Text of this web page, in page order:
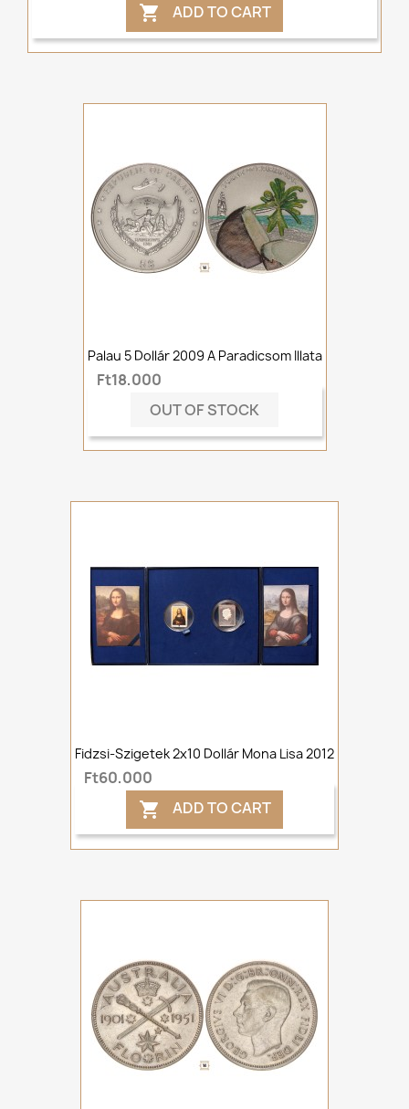
 ADD TO CART
Palau 5 Dollár 2009 A Paradicsom Illata
Ft18,000
OUT OF STOCK
Fidzsi-Szigetek 2x10 Dollár Mona Lisa 2012
Ft60,000
 ADD TO CART